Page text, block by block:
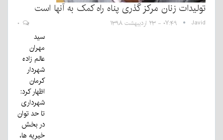
تولیدات زنان مرکز گذری پناه راه کمک به آنها است
Javid ۰۷:۴۹ - ۲۳ اردیبهشت ۱۳۹۸
سید
مهران
عالم زاده
شهردار
کرمان
اظهار کرد:
شهرداری
تا حد توان
در بخش
خیریه ها،